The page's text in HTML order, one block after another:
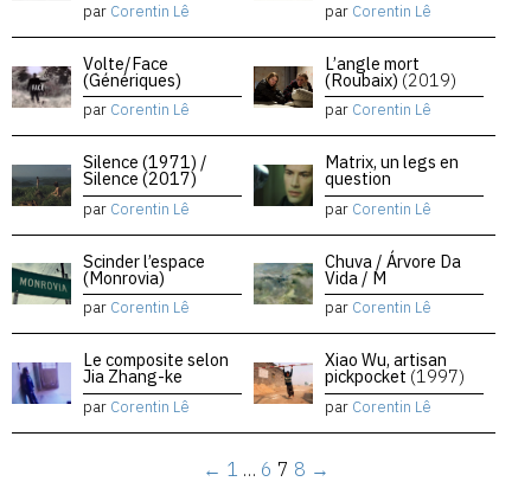
par Corentin Lê par Corentin Lê
Volte/Face
(Génériques)
par Corentin Lê
L’angle mort
(Roubaix) (2019)
par Corentin Lê
Silence (1971) /
Silence (2017)
par Corentin Lê
Matrix, un legs en
question
par Corentin Lê
Scinder l’espace
(Monrovia)
par Corentin Lê
Chuva / Árvore Da
Vida / M
par Corentin Lê
Le composite selon
Jia Zhang-ke
par Corentin Lê
Xiao Wu, artisan
pickpocket (1997)
par Corentin Lê
← 1 … 6 7 8 →